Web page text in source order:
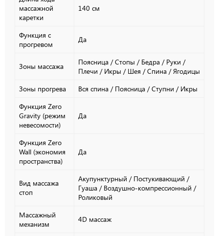
массажной
каретки
140 см
Функция с
прогревом
Да
Зоны массажа
Поясница / Стопы / Бедра / Руки /
Плечи / Икры / Шея / Спина / Ягодицы
Зоны прогрева
Вся спина / Поясница / Ступни / Икры
Функция Zero
Gravity (режим
невесомости)
Да
Функция Zero
Wall (экономия
пространства)
Да
Вид массажа
стоп
Акупунктурный / Постукивающий /
Гуаша / Воздушно-компрессионный /
Роликовый
Массажный
механизм
4D массаж